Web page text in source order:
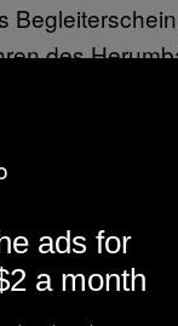
des
er einen
ads for
a month